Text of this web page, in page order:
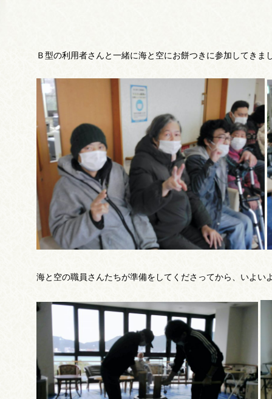
Ｂ型の利用者さんと一緒に海と空にお餅つきに参加してきま
海と空の職員さんたちが準備をしてくださってから、いよい